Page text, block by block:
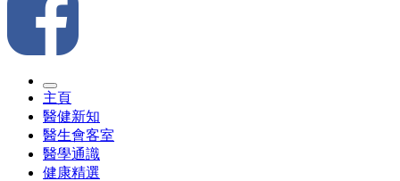
主頁
醫健新知
醫生會客室
醫學通識
健康精選